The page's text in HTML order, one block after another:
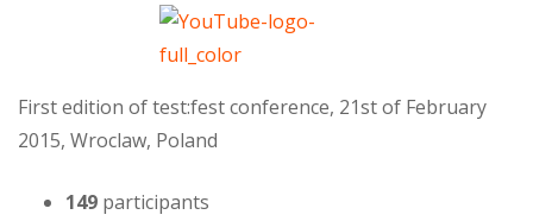
First edition of test:fest conference, 21st of February
2015, Wroclaw, Poland
149 participants